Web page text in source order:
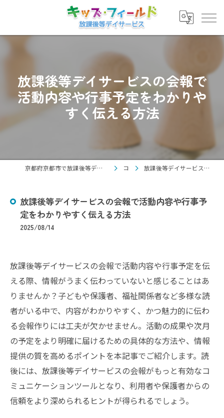
放課後等デイサービスの会報で
活動内容や行事予定をわかりや
すく伝える方法
京都府京都市で放課後等デイサービスの求人なら放課後等デイサービス キッズ・フィールド コラム 放課後等デイサービスの会報で活動内容や行事予定をわかりやすく伝える方法
放課後等デイサービスの会報で活動内容や行事予
定をわかりやすく伝える方法
2025/08/14
放課後等デイサービスの会報で活動内容や行事予定を伝
える際、情報がうまく伝わっていないと感じることはあ
りませんか？子どもや保護者、福祉関係者など多様な読
者がいる中で、内容がわかりやすく、かつ魅力的に伝わ
る会報作りには工夫が欠かせません。活動の成果や次月
の予定をより明確に届けるための具体的な方法や、情報
提供の質を高めるポイントを本記事でご紹介します。読
後には、放課後等デイサービスの会報がもっと有効なコ
ミュニケーションツールとなり、利用者や保護者からの
信頼をより深められるヒントが得られるでしょう。